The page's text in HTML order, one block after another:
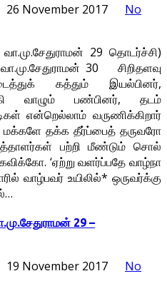
26 November 2017
No
29 தொடர்ச்சி)
30 சிறிதளவு
கத்தும் இயல்பினர்,
வாழும் பண்பினர், தடம்
என்றெல்லாம் வருணிக்கிறார்
தக்க தீர்ப்பைத் தருவரோ
பற்றி மீண்டும் சொல்
‘ஏற்று வளர்ப்பதே வாழ்நா
வாழ்பவர் உயிலில்* ஒருவர்க்கு
29 –
19 November 2017
No